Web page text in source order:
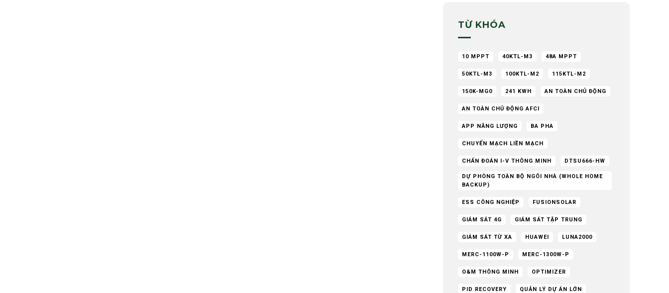
TỪ KHÓA
10 MPPT 40KTL-M3 48A MPPT
50KTL-M3 100KTL-M2 115KTL-M2
150K-MG0 241 KWH AN TOÀN CHỦ ĐỘNG
AN TOÀN CHỦ ĐỘNG AFCI
APP NĂNG LƯỢNG BA PHA
CHUYỂN MẠCH LIỀN MẠCH
CHẨN ĐOÁN I-V THÔNG MINH DTSU666-HW
DỰ PHÒNG TOÀN BỘ NGÔI NHÀ (WHOLE HOME
BACKUP)
ESS CÔNG NGHIỆP FUSIONSOLAR
GIÁM SÁT 4G GIÁM SÁT TẬP TRUNG
GIÁM SÁT TỪ XA HUAWEI LUNA2000
MERC-1100W-P MERC-1300W-P
O&M THÔNG MINH OPTIMIZER
PID RECOVERY QUẢN LÝ DỰ ÁN LỚN